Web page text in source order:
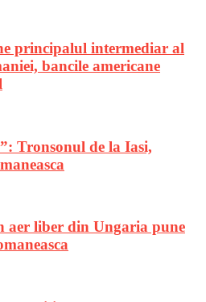
principalul intermediar al
bancile americane
Tronsonul de la Iasi,
aer liber din Ungaria pune